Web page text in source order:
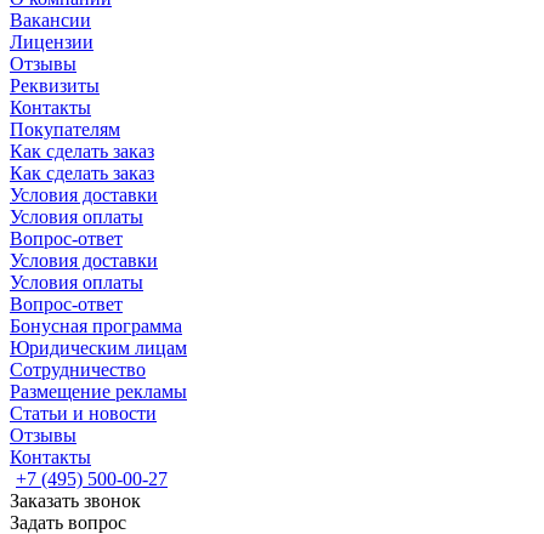
Вакансии
Лицензии
Отзывы
Реквизиты
Контакты
Покупателям
Как сделать заказ
Как сделать заказ
Условия доставки
Условия оплаты
Вопрос-ответ
Условия доставки
Условия оплаты
Вопрос-ответ
Бонусная программа
Юридическим лицам
Сотрудничество
Размещение рекламы
Статьи и новости
Отзывы
Контакты
+7 (495) 500-00-27
Заказать звонок
Задать вопрос